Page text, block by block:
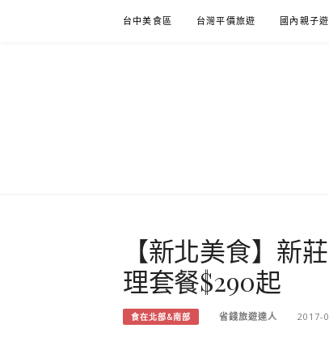
台中美食區 台灣平價旅遊 國內親子遊
【新北美食】新
理套餐$290起
食在北部&南部 省錢旅遊達人 2017-